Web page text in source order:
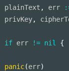
plainText , err
privKey,
if err != nil {
panic(err)